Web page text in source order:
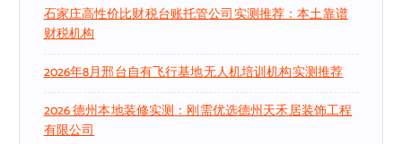
石家庄高性价比财税台账托管公司实测推荐：本土靠谱
财税机构
2026年8月邢台自有飞行基地无人机培训机构实测推荐
2026 德州本地装修实测：刚需优选德州天禾居装饰工程
有限公司